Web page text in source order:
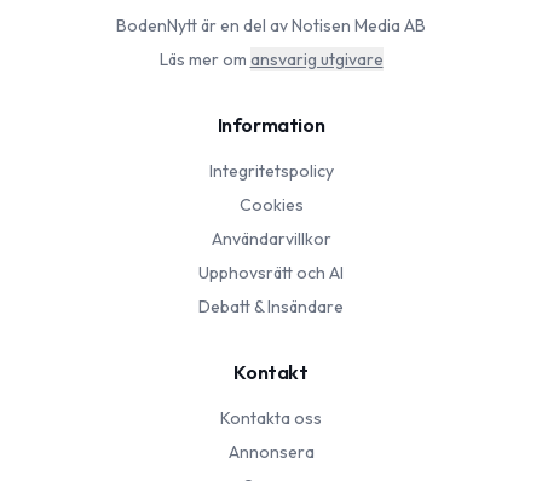
BodenNyttär en del av Notisen Media AB
Läs mer om ansvarig utgivare
Information
Integritetspolicy
Cookies
Användarvillkor
Upphovsrätt och AI
Debatt & Insändare
Kontakt
Kontakta oss
Annonsera